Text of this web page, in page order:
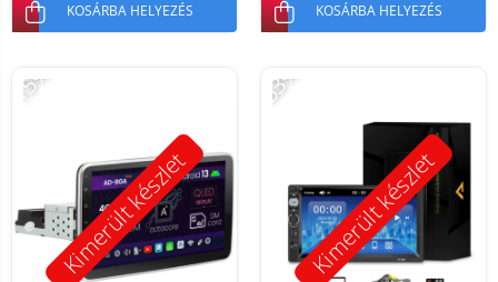
KOSÁRBA HELYEZÉS KOSÁRBA HELYEZÉS
Kimerült készlet
-15%
Kimerült készlet
-53%